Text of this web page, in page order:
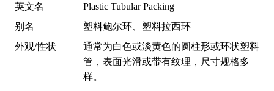
英文名
Plastic Tubular Packing
别名
塑料鲍尔环、塑料拉西环
外观/性状
通常为白色或淡黄色的圆柱形或环状塑料
管，表面光滑或带有纹理，尺寸规格多
样。